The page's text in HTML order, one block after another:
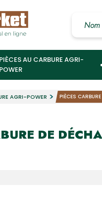
PIÈCES AU CARBURE AGRI-
POWER
AGRI-POWER PIÈCES
DE